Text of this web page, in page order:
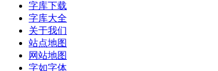
字库下载
字库大全
关于我们
站点地图
网站地图
字如字体